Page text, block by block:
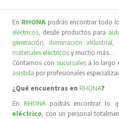
En RHONA podrás encontrar todo
eléctricos , desde productos para
generación
iluminación industrial
materiales eléctricos y mucho más…
Contamos con sucursales a lo largo
asistida por profesionales
¿Qué encuentras en RHONA?
En RHONA podrás encontrar lo
eléctrico , con un personal